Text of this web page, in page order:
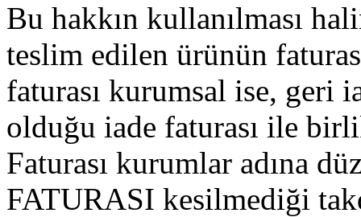
Bu hakkın kullanılması
teslim edilen ürünün
faturası kurumsal ise, geri
olduğu iade faturası ile
Faturası kurumlar adına
FATURASI kesilmediği